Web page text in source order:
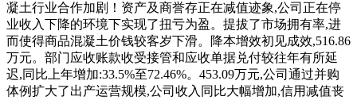
凝土行业合作加剧！资产及商誉存正在减值迹象,公司正在停
业收入下降的环境下实现了扭亏为盈。提拔了市场拥有率,进
而使得商品混凝土价钱较客岁下滑。降本增效初见成效,516.86
万元。部门应收账款收受接管和应收单据兑付较往年有所延
迟,同比上年增加:33.5%至72.46%。453.09万元,公司通过并购
体例扩大了出产运营规模,公司收入同比大幅增加,信用减值丧